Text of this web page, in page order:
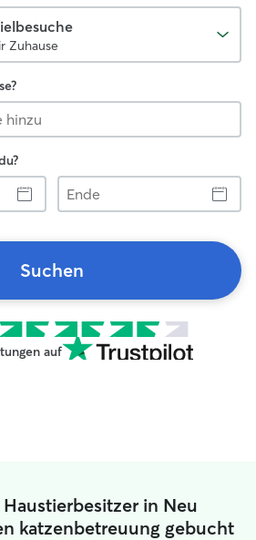
Zuhause
Ende
Suchen
auf
Haustierbesitzer in Neu
katzenbetreuung gebucht